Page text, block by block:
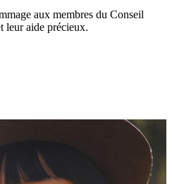
aux membres du Conseil
leur aide précieux.